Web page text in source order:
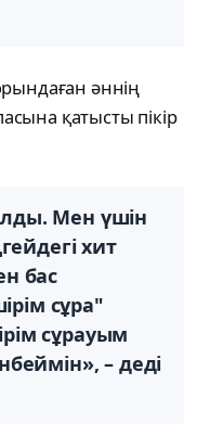
әннің
қатысты пікір
Мен үшін
хит
бас
сұра"
сұрауым
– деді